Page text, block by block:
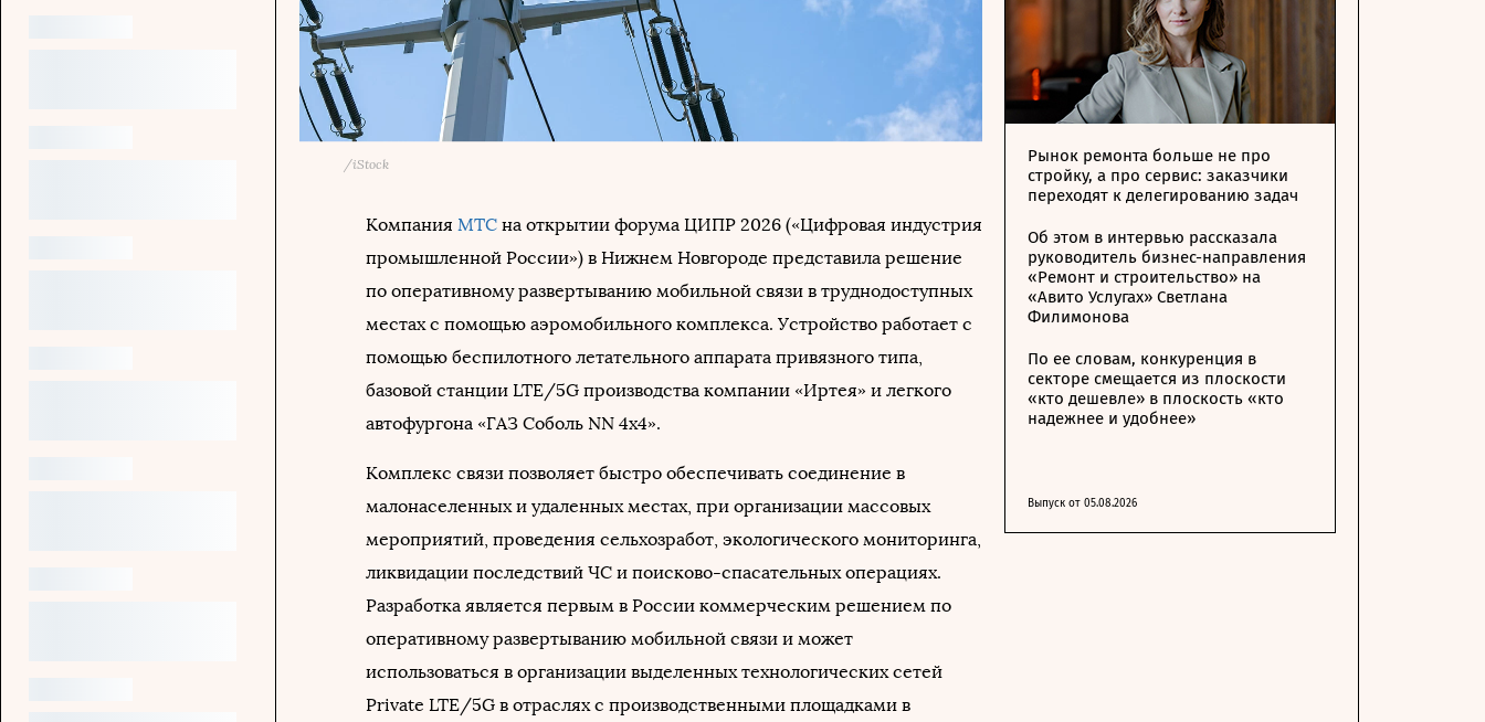
/iStock
Компания МТС на открытии форума ЦИПР 2026 («Цифровая индустрия
промышленной России») в Нижнем Новгороде представила решение
по оперативному развертыванию мобильной связи в труднодоступных
местах с помощью аэромобильного комплекса. Устройство работает с
помощью беспилотного летательного аппарата привязного типа,
базовой станции LTE/5G производства компании «Иртея» и легкого
автофургона «ГАЗ Соболь NN 4x4».
Комплекс связи позволяет быстро обеспечивать соединение в
малонаселенных и удаленных местах, при организации массовых
мероприятий, проведения сельхозработ, экологического мониторинга,
ликвидации последствий ЧС и поисково-спасательных операциях.
Разработка является первым в России коммерческим решением по
оперативному развертыванию мобильной связи и может
использоваться в организации выделенных технологических сетей
Private LTE/5G в отраслях с производственными площадками в
Рынок ремонта больше не про
стройку, а про сервис: заказчики
переходят к делегированию задач
Об этом в интервью рассказала
руководитель бизнес-направления
«Ремонт и строительство» на
«Авито Услугах» Светлана
Филимонова
По ее словам, конкуренция в
секторе смещается из плоскости
«кто дешевле» в плоскость «кто
надежнее и удобнее»
Выпуск от 05.08.2026